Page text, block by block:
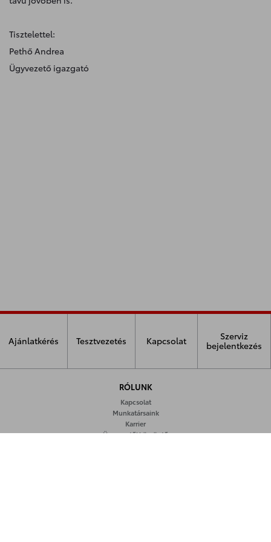
Tisztelettel:
Pethő Andrea
Ügyvezető igazgató
Ajánlatkérés Tesztvezetés Kapcsolat
Szerviz
bejelentkezés
RÓLUNK
Kapcsolat
Munkatársaink
Karrier
Ügyvezetői köszöntő